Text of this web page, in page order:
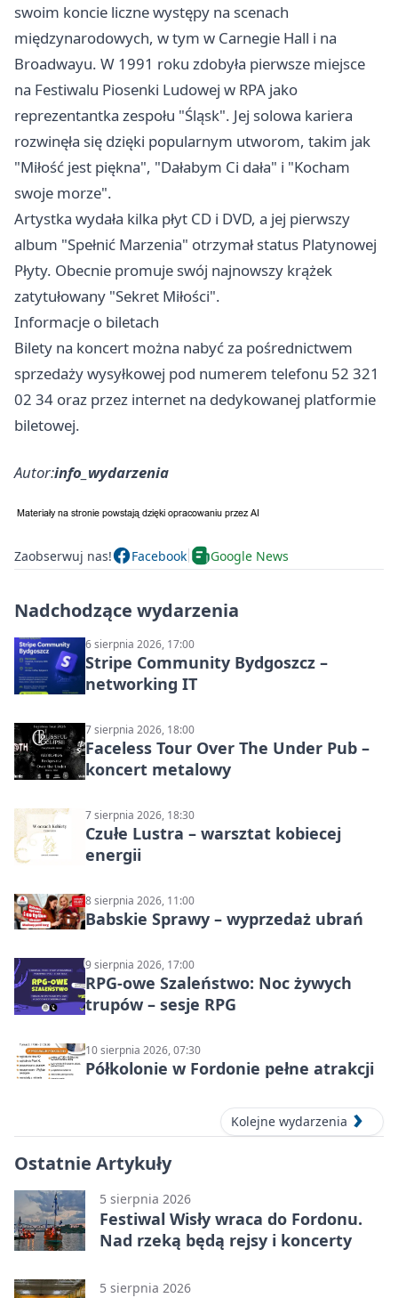
swoim koncie liczne występy na scenach
międzynarodowych, w tym w Carnegie Hall i na
Broadwayu. W 1991 roku zdobyła pierwsze miejsce
na Festiwalu Piosenki Ludowej w RPA jako
reprezentantka zespołu "Śląsk". Jej solowa kariera
rozwinęła się dzięki popularnym utworom, takim jak
"Miłość jest piękna", "Dałabym Ci dała" i "Kocham
swoje morze".
Artystka wydała kilka płyt CD i DVD, a jej pierwszy
album "Spełnić Marzenia" otrzymał status Platynowej
Płyty. Obecnie promuje swój najnowszy krążek
zatytułowany "Sekret Miłości".
Informacje o biletach
Bilety na koncert można nabyć za pośrednictwem
sprzedaży wysyłkowej pod numerem telefonu 52 321
02 34 oraz przez internet na dedykowanej platformie
biletowej.
Autor:info_wydarzenia
Zaobserwuj nas! Facebook Google News
Nadchodzące wydarzenia
6 sierpnia 2026, 17:00
Stripe Community Bydgoszcz –
networking IT
7 sierpnia 2026, 18:00
Faceless Tour Over The Under Pub –
koncert metalowy
7 sierpnia 2026, 18:30
Czułe Lustra – warsztat kobiecej
energii
8 sierpnia 2026, 11:00
Babskie Sprawy – wyprzedaż ubrań
9 sierpnia 2026, 17:00
RPG-owe Szaleństwo: Noc żywych
trupów – sesje RPG
10 sierpnia 2026, 07:30
Półkolonie w Fordonie pełne atrakcji
Kolejne wydarzenia
Ostatnie Artykuły
5 sierpnia 2026
Festiwal Wisły wraca do Fordonu.
Nad rzeką będą rejsy i koncerty
5 sierpnia 2026